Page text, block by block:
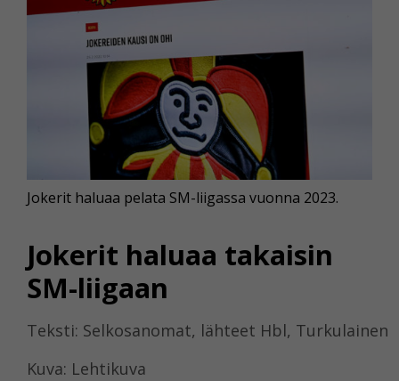
Jokerit haluaa takaisin
SM-liigaan
Teksti: Selkosanomat, lähteet Hbl, Turkulainen
Kuva: Lehtikuva
Jokerit haluaa pelata SM-liigassa vuonna 2023.